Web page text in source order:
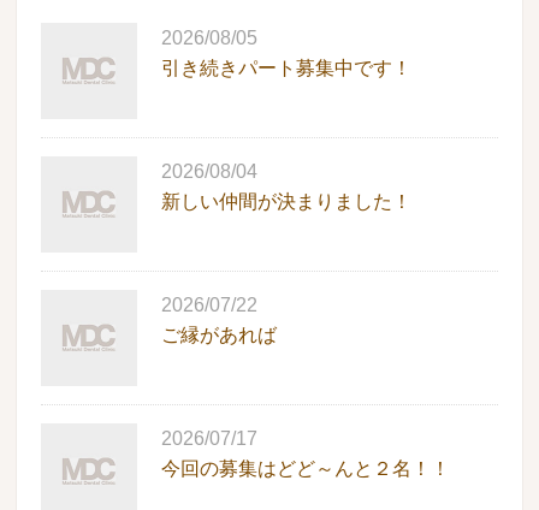
2026/08/05
引き続きパート募集中です！
2026/08/04
新しい仲間が決まりました！
2026/07/22
ご縁があれば
2026/07/17
今回の募集はどど～んと２名！！